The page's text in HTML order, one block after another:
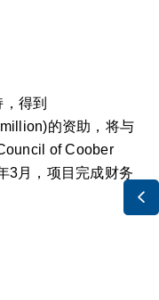

得到
的资助，将与
of Coober
3月，项目完成财务